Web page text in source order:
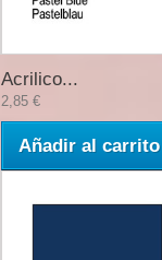
Acrilico...
2,85 €
Añadir al carrito